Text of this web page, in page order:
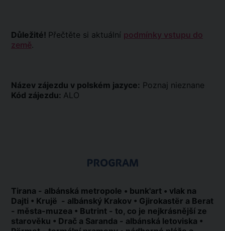
Důležité! Přečtěte si aktuální podmínky vstupu do
země.
Název zájezdu v polském jazyce: Poznaj nieznane
Kód zájezdu: ALO
PROGRAM
Tirana - albánská metropole • bunk'art • vlak na
Dajti • Krujë - albánský Krakov • Gjirokastër a Berat
- města-muzea • Butrint - to, co je nejkrásnější ze
starověku • Drač a Saranda - albánská letoviska •